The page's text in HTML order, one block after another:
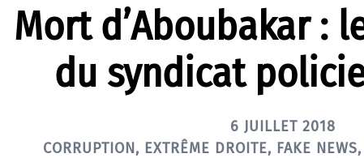
Mort d’Aboubakar :
du syndicat
6 JUILLET 2018
CORRUPTION, EXTRÊME DROITE, FAKE NEWS,